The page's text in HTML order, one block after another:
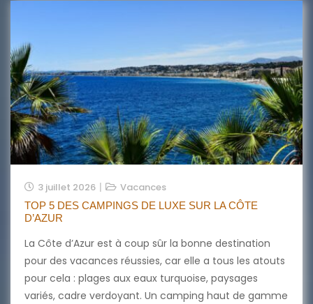
3 juillet 2026 Vacances
TOP 5 DES CAMPINGS DE LUXE SUR LA CÔTE
D’AZUR
La Côte d’Azur est à coup sûr la bonne destination
pour des vacances réussies, car elle a tous les atouts
pour cela : plages aux eaux turquoise, paysages
variés, cadre verdoyant. Un camping haut de gamme